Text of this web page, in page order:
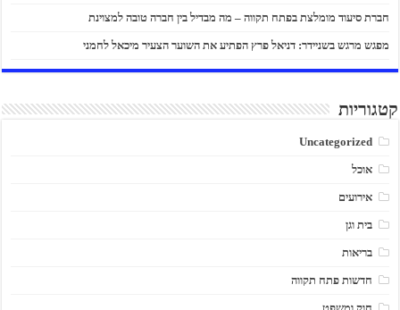
חברת סיעוד מומלצת בפתח תקווה – מה מבדיל בין חברה טובה למצוינת
מפגש מרגש בשניידר: דניאל פרץ הפתיע את השוער הצעיר מיכאל לחמני
קטגוריות
Uncategorized
אוכל
אירועים
בית וגן
בריאות
חדשות פתח תקווה